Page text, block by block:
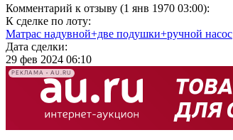
Комментарий к отзыву (1 янв 1970 03:00):
К сделке по лоту:
Матрас надувной+две подушки+ручной насос
Дата сделки:
29 фев 2024 06:10
РЕКЛАМА • AU.RU